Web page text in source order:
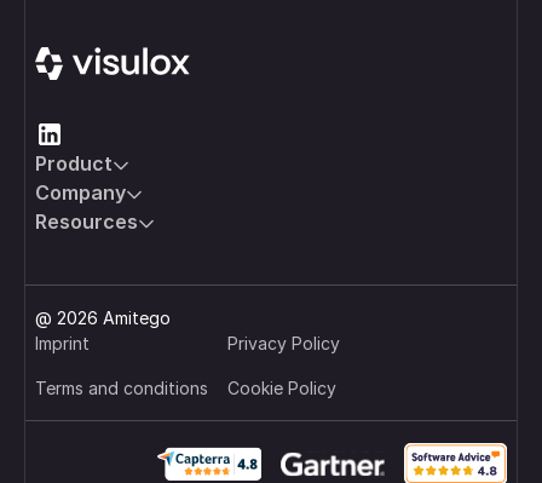
Product
Company
Resources
@ 2026 Amitego
Imprint
Privacy Policy
Terms and conditions Cookie Policy